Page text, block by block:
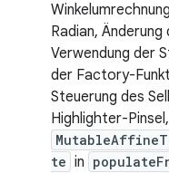
Radian, Änderung
Verwendung der
der Factory-
Steuerung des
Highlighter-
te in